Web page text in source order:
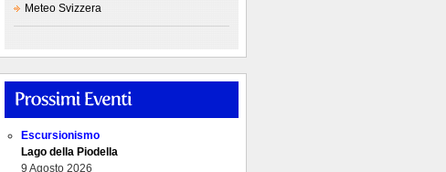
Meteo Svizzera
Escursionismo
Lago della Piodella
9 Agosto 2026